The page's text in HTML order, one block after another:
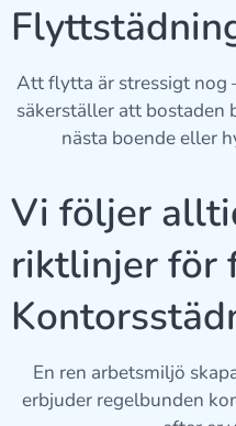
Att flytta är stressigt nog
säkerställer att bostaden
nästa boende eller
Vi följer
riktlinjer för
En ren arbetsmiljö
erbjuder regelbunden